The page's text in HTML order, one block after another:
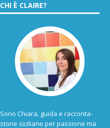
CHI È CLAIRE?
Sono Chiara, guida e racconta-
storie siciliane per passione ma